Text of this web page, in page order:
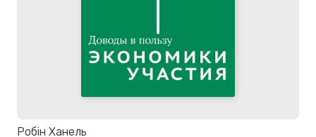
Робiн Ханель